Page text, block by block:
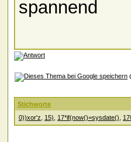
spannend
Stichworte
0))xor'z
15) 17*if(now()=sysdate()